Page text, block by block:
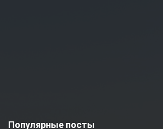
Популярные посты